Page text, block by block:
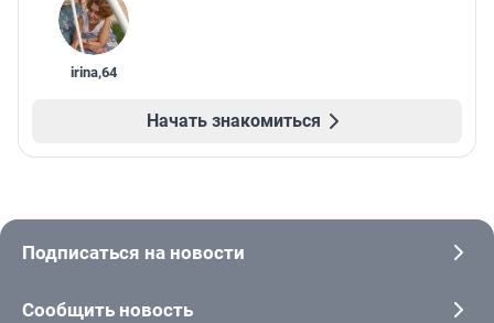
irina,64
Начать знакомиться
Подписаться на новости
Сообщить новость